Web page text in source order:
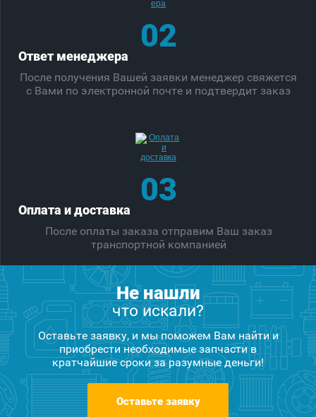
02
Ответ менеджера
После получения Вашей заявки менеджер свяжется
с Вами по электронной почте и подтвердит заказ
03
Оплата и доставка
После оплаты заказа отправим Ваш заказ
транспортной компанией
Не нашли
что искали?
Оставьте заявку, и мы поможем Вам найти и
приобрести необходимые запчасти в
кратчайшие сроки за разумные деньги!
Оставьте заявку